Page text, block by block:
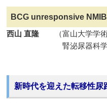
BCG unresponsive
西山 直隆
（富山大学学
腎泌尿器科学
新時代を迎えた転移性尿